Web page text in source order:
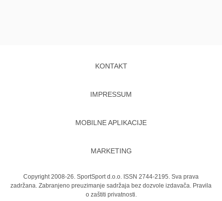
KONTAKT
IMPRESSUM
MOBILNE APLIKACIJE
MARKETING
Copyright 2008-26. SportSport d.o.o. ISSN 2744-2195. Sva prava
zadržana. Zabranjeno preuzimanje sadržaja bez dozvole izdavača. Pravila
o zaštiti privatnosti.